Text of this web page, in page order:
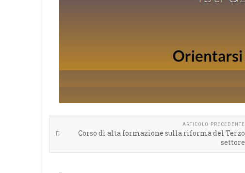
ARTICOLO PRECEDENTE
Corso di alta formazione sulla riforma del Terzo
settore